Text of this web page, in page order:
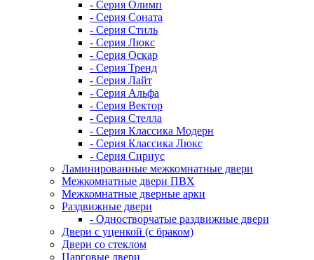
- Серия Олимп
- Серия Соната
- Серия Стиль
- Серия Люкс
- Серия Оскар
- Серия Тренд
- Серия Лайт
- Серия Альфа
- Серия Вектор
- Серия Стелла
- Серия Классика Модерн
- Серия Классика Люкс
- Серия Сириус
Ламинированные межкомнатные двери
Межкомнатные двери ПВХ
Межкомнатные дверные арки
Раздвижные двери
- Одностворчатые раздвижные двери
Двери с уценкой (с браком)
Двери со стеклом
Царговые двери